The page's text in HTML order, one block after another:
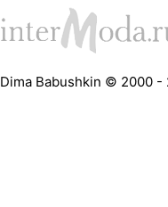
Dima Babushkin © 2000 -